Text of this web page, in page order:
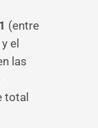
(entre
el
las
total